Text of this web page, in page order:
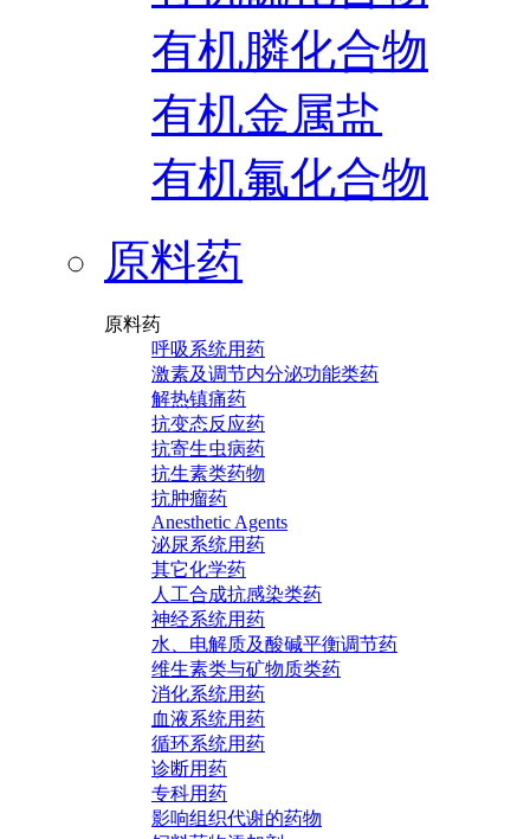
有机膦化合物
有机金属盐
有机氟化合物
原料药
原料药
呼吸系统用药
激素及调节内分泌功能类药
解热镇痛药
抗变态反应药
抗寄生虫病药
抗生素类药物
抗肿瘤药
Anesthetic Agents
泌尿系统用药
其它化学药
人工合成抗感染类药
神经系统用药
水、电解质及酸碱平衡调节药
维生素类与矿物质类药
消化系统用药
血液系统用药
循环系统用药
诊断用药
专科用药
影响组织代谢的药物